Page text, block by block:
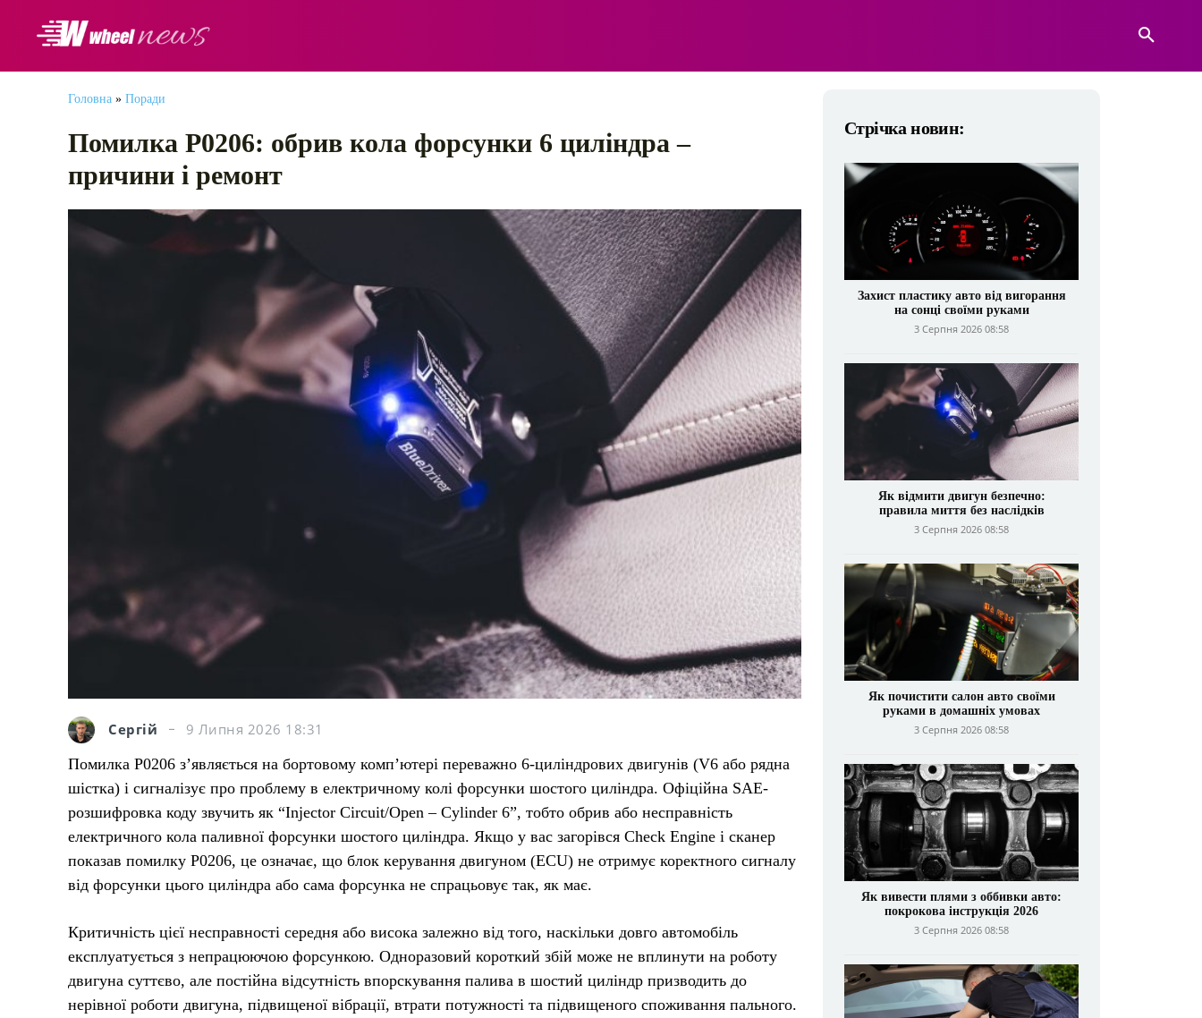
Головна » Поради
Помилка P0206: обрив кола форсунки 6 циліндра –
причини і ремонт
Сергій
9 Липня 2026 18:31
Помилка P0206 з’являється на бортовому комп’ютері переважно 6-циліндрових двигунів (V6 або рядна
шістка) і сигналізує про проблему в електричному колі форсунки шостого циліндра. Офіційна SAE-
розшифровка коду звучить як “Injector Circuit/Open – Cylinder 6”, тобто обрив або несправність
електричного кола паливної форсунки шостого циліндра. Якщо у вас загорівся Check Engine і сканер
показав помилку P0206, це означає, що блок керування двигуном (ECU) не отримує коректного сигналу
від форсунки цього циліндра або сама форсунка не спрацьовує так, як має.
Критичність цієї несправності середня або висока залежно від того, наскільки довго автомобіль
експлуатується з непрацюючою форсункою. Одноразовий короткий збій може не вплинути на роботу
двигуна суттєво, але постійна відсутність впорскування палива в шостий циліндр призводить до
нерівної роботи двигуна, підвищеної вібрації, втрати потужності та підвищеного споживання пального.
Стрічка новин:
Захист пластику авто від вигорання
на сонці своїми руками
3 Серпня 2026 08:58
Як відмити двигун безпечно:
правила миття без наслідків
3 Серпня 2026 08:58
Як почистити салон авто своїми
руками в домашніх умовах
3 Серпня 2026 08:58
Як вивести плями з оббивки авто:
покрокова інструкція 2026
3 Серпня 2026 08:58